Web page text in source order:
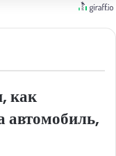
как
автомобиль,